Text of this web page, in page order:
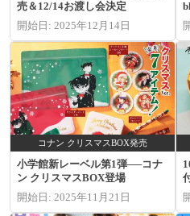
売＆12/14お渡し会決定
開始日: 2025年12月14日
コナン クリスマスBOX発売
小学館新レーベル第1弾──コナ
ン クリスマスBOX登場
開始日: 2025年11月21日